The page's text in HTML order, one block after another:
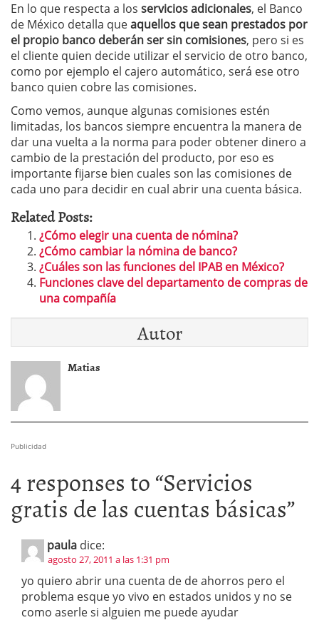
En lo que respecta a los servicios adicionales, el Banco
de México detalla queaquellos que sean prestados por
el propio banco deberán ser sin comisiones, pero si es
el cliente quien decide utilizar el servicio de otro banco,
como por ejemplo el cajero automático, será ese otro
banco quien cobre las comisiones.
Como vemos, aunque algunas comisiones estén
limitadas, los bancos siempre encuentra la manera de
dar una vuelta a la norma para poder obtener dinero a
cambio de la prestación del producto, por eso es
importante fijarse bien cuales son las comisiones de
cada uno para decidir en cual abrir una cuenta básica.
Related Posts:
¿Cómo elegir una cuenta de nómina?
¿Cómo cambiar la nómina de banco?
¿Cuáles son las funciones del IPAB en México?
Funciones clave del departamento de compras de
una compañía
Autor
Matias
Publicidad
4 responses to “Servicios
gratis de las cuentas básicas”
paula dice:
agosto 27, 2011 a las 1:31 pm
yo quiero abrir una cuenta de de ahorros pero el
problema esque yo vivo en estados unidos y no se
como aserle si alguien me puede ayudar